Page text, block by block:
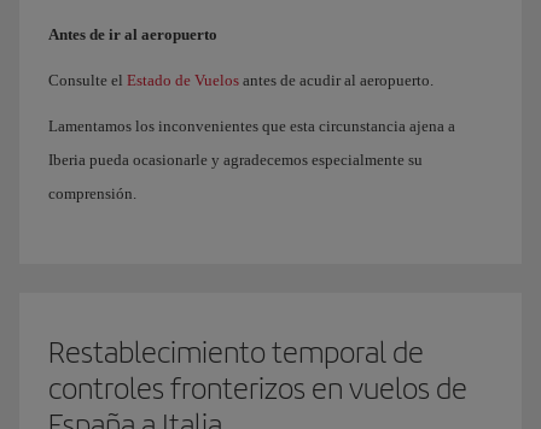
Antes de ir al aeropuerto
Consulte el Estado de Vuelos antes de acudir al aeropuerto.
Lamentamos los inconvenientes que esta circunstancia ajena a
Iberia pueda ocasionarle y agradecemos especialmente su
comprensión.
Restablecimiento temporal de
controles fronterizos en vuelos de